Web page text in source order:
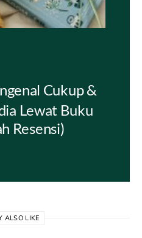
Cukup &
Lewat Buku
Resensi)
ALSO LIKE